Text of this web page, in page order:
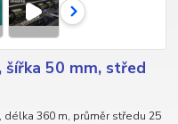
šířka 50 mm, střed
délka 360 m, průměr středu 25